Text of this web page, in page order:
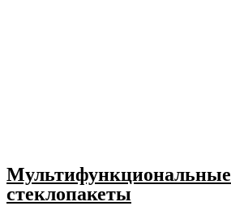
Мультифункциональные
стеклопакеты